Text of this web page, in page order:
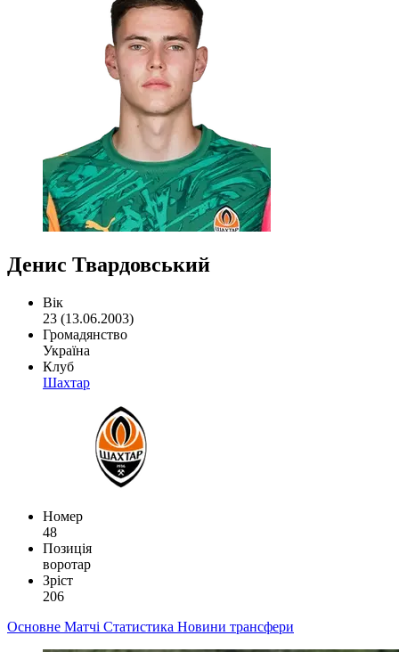
Денис Твардовський
Вік
23 (13.06.2003)
Громадянство
Україна
Клуб
Шахтар
Номер
48
Позиція
воротар
Зріст
206
Основне Матчі Статистика Новини трансфери